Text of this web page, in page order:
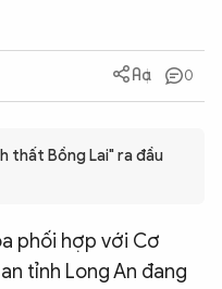
0
thất Bồng Lai" ra đầu
phối hợp với Cơ
tỉnh Long An đang